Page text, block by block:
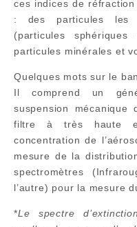
ces indices de
: des particules les
(particules
particules minérales et
Quelques mots sur le
Il comprend un
suspension mécanique
filtre à très haute
concentration de
mesure de la
spectromètres
l’autre) pour la mesure
*Le spectre